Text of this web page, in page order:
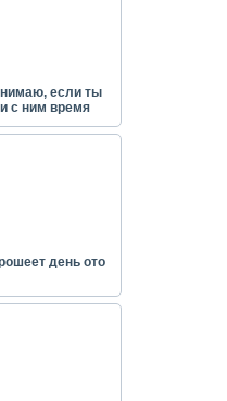
если ты
с ним время
день ото